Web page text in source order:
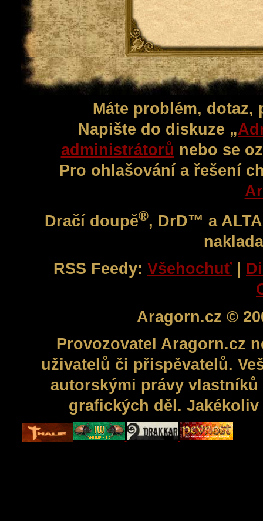
Máte problém,
Napište do diskuze „
administrátorů nebo se
Pro ohlašování a řešení
Dračí doupě®, DrD™ a
RSS Feedy: Všehochuť
Aragorn.cz ©
Provozovatel Aragorn.cz
uživatelů či přispěvatelů.
autorskými právy
grafických děl.